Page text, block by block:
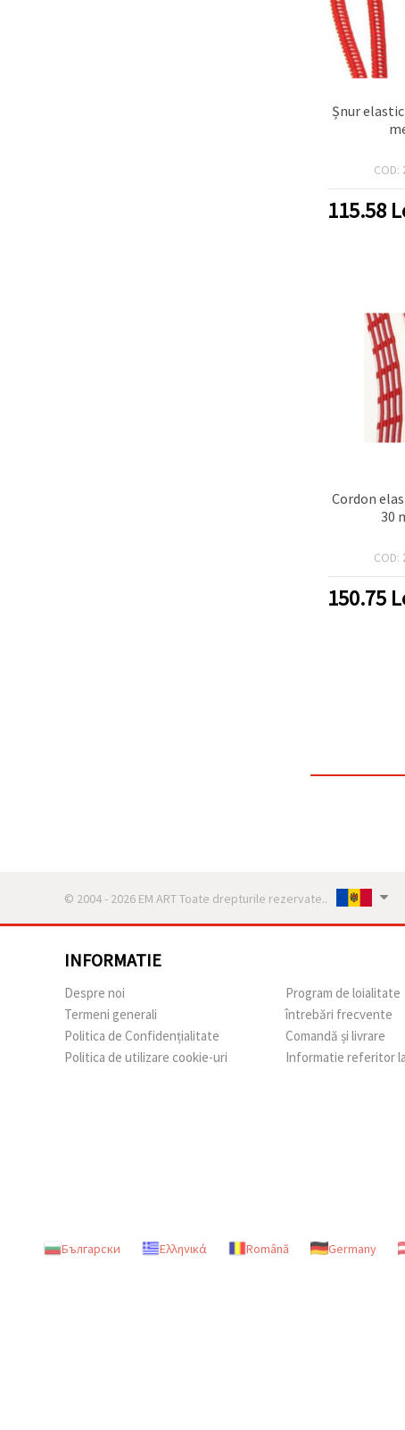
Șnur
COD:
115.58
Cordon
30
COD:
150.75
© 2004 - 2026 EM ART Toate drepturile rezervate..
INFORMATIE
Despre noi
Termeni generali
Politica de Confidențialitate
Politica de utilizare cookie-uri
Program de loialitate
întrebări frecvente
Comandă și livrare
Informatie referitor
Български Ελληνικά Română Germany